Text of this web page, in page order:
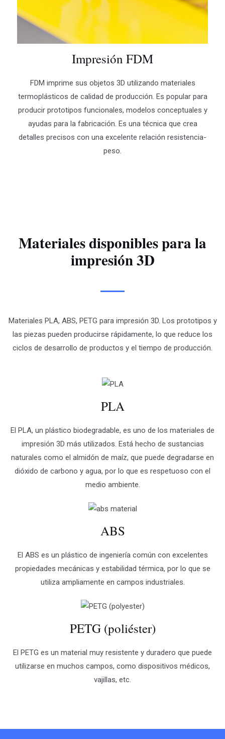
Impresión FDM
FDM imprime sus objetos 3D utilizando materiales
termoplásticos de calidad de producción. Es popular para
producir prototipos funcionales, modelos conceptuales y
ayudas para la fabricación. Es una técnica que crea
detalles precisos con una excelente relación resistencia-
peso.
Materiales disponibles para la
impresión 3D
Materiales PLA, ABS, PETG para impresión 3D. Los prototipos y
las piezas pueden producirse rápidamente, lo que reduce los
ciclos de desarrollo de productos y el tiempo de producción.
PLA
El PLA, un plástico biodegradable, es uno de los materiales de
impresión 3D más utilizados. Está hecho de sustancias
naturales como el almidón de maíz, que puede degradarse en
dióxido de carbono y agua, por lo que es respetuoso con el
medio ambiente.
ABS
El ABS es un plástico de ingeniería común con excelentes
propiedades mecánicas y estabilidad térmica, por lo que se
utiliza ampliamente en campos industriales.
PETG (poliéster)
El PETG es un material muy resistente y duradero que puede
utilizarse en muchos campos, como dispositivos médicos,
vajillas, etc.